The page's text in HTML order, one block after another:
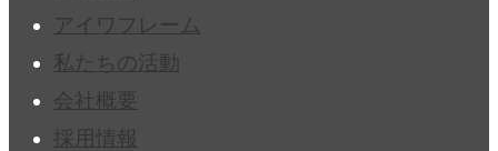
アイワフレーム
私たちの活動
会社概要
採用情報